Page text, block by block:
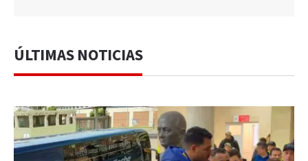
ÚLTIMAS NOTICIAS